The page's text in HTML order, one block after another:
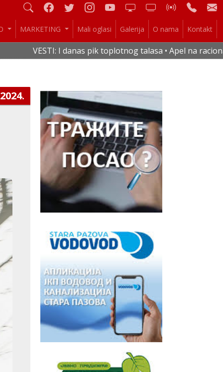
MARKETING Mali oglasi Galerija O nama Kontakt
danas pik toplotnog talasa • Apel na racionalnu potrošnju